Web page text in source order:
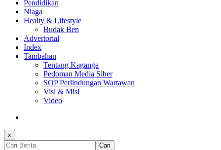
Pendidikan
Niaga
Healty & Lifestyle
Budak Ben
Advertorial
Index
Tambahan
Tentang Kaganga
Pedoman Media Siber
SOP Perlindungan Wartawan
Visi & Misi
Video
x
Cari